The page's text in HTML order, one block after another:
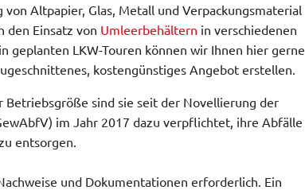
Altpapier, Glas, Metall und Verpackungsmaterial
den Einsatz von Umleerbehältern in verschiedenen
geplanten LKW-Touren können wir Ihnen hier gerne
kostengünstiges Angebot erstellen.
Betriebsgröße sind sie seit der Novellierung der
im Jahr 2017 dazu verpflichtet, ihre Abfälle
entsorgen.
und Dokumentationen erforderlich. Ein